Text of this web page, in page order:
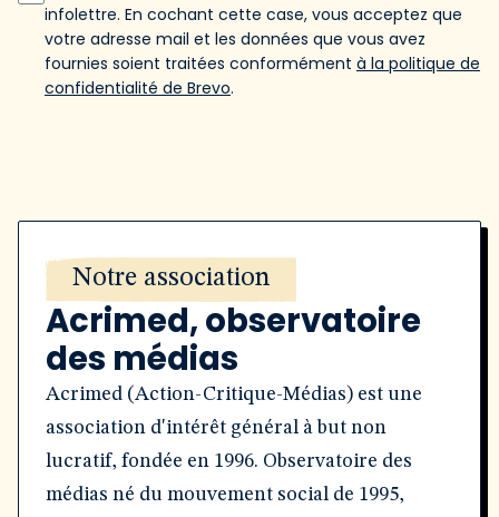
infolettre. En cochant cette case, vous acceptez que
votre adresse mail et les données que vous avez
fournies soient traitées conformément à la politique de
confidentialité de Brevo.
Notre association
Acrimed, observatoire
des médias
Acrimed (Action-Critique-Médias) est une
association d'intérêt général à but non
lucratif, fondée en 1996. Observatoire des
médias né du mouvement social de 1995,